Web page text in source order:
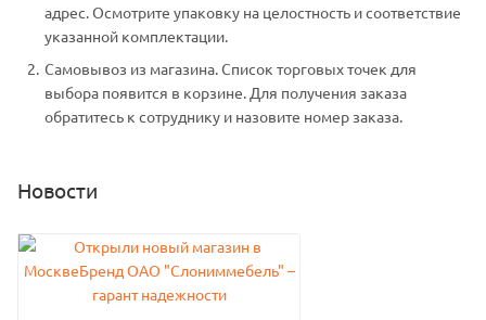
адрес. Осмотрите упаковку на целостность и соответствие
указанной комплектации.
Самовывоз из магазина. Список торговых точек для
выбора появится в корзине. Для получения заказа
обратитесь к сотруднику и назовите номер заказа.
Новости